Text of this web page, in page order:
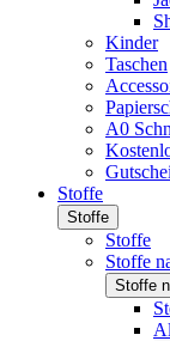
Kinder
Taschen
A0
Stoffe
Stoffe
Stoffe
Stoffe
Stoffe